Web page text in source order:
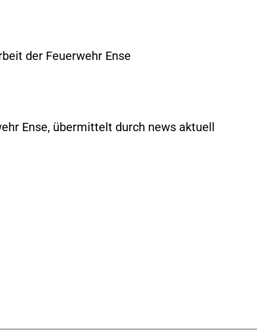
der Feuerwehr Ense
Ense, übermittelt durch news aktuell